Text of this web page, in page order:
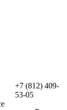
+7 (812) 409-
53-05